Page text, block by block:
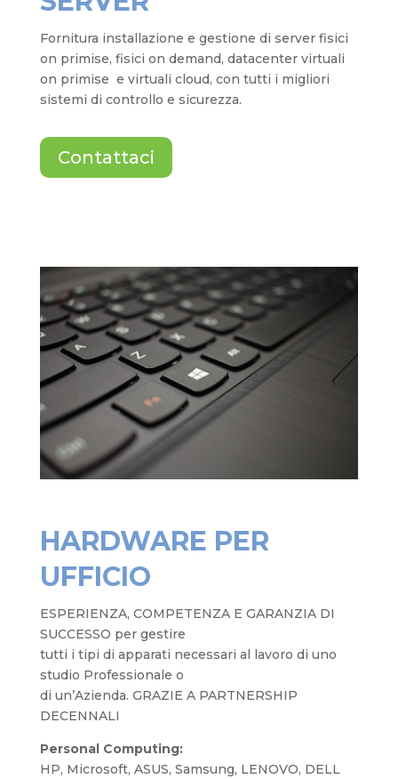
Fornitura installazione e gestione di server fisici
on primise, fisici on demand, datacenter virtuali
on primise e virtuali cloud, con tutti i migliori
sistemi di controllo e sicurezza.
Contattaci
HARDWARE PER
UFFICIO
ESPERIENZA, COMPETENZA E GARANZIA DI
SUCCESSO per gestire
tutti i tipi di apparati necessari al lavoro di uno
studio Professionale o
di un’Azienda. GRAZIE A PARTNERSHIP
DECENNALI
Personal Computing:
HP, Microsoft, ASUS, Samsung, LENOVO, DELL